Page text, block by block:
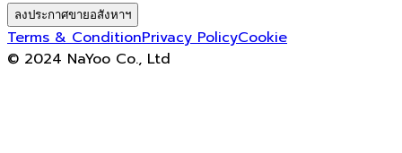
ลงประกาศขายอสังหาฯ
Terms & ConditionPrivacy PolicyCookie
© 2024 NaYoo Co., Ltd